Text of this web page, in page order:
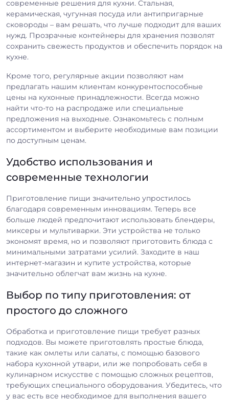
современные решения для кухни. Стальная,
керамическая, чугунная посуда или антипригарные
сковороды – вам решать, что лучше подходит для ваших
нужд. Прозрачные контейнеры для хранения позволят
сохранить свежесть продуктов и обеспечить порядок на
кухне.
Кроме того, регулярные акции позволяют нам
предлагать нашим клиентам конкурентоспособные
цены на кухонные принадлежности. Всегда можно
найти что-то на распродаже или специальные
предложения на выходные. Ознакомьтесь с полным
ассортиментом и выберите необходимые вам позиции
по доступным ценам.
Удобство использования и
современные технологии
Приготовление пищи значительно упростилось
благодаря современным инновациям. Теперь все
больше людей предпочитают использовать блендеры,
миксеры и мультиварки. Эти устройства не только
экономят время, но и позволяют приготовить блюда с
минимальными затратами усилий. Заходите в наш
интернет-магазин и купите устройства, которые
значительно облегчат вам жизнь на кухне.
Выбор по типу приготовления: от
простого до сложного
Обработка и приготовление пищи требует разных
подходов. Вы можете приготовлять простые блюда,
такие как омлеты или салаты, с помощью базового
набора кухонной утвари, или же попробовать себя в
кулинарном искусстве с помощью сложных рецептов,
требующих специального оборудования. Убедитесь, что
у вас есть все необходимое для выполнения вашего